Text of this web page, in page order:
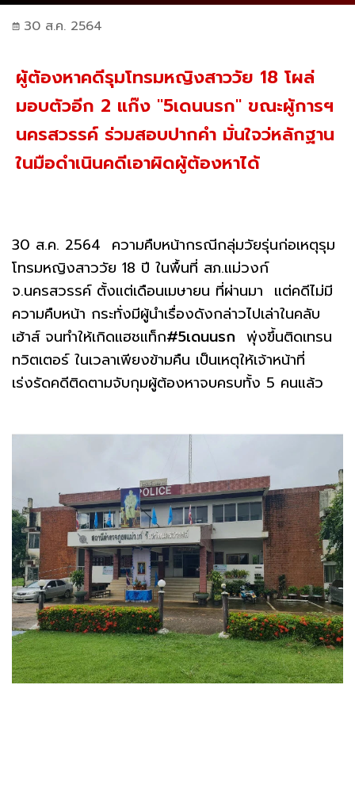
30 ส.ค. 2564
ผู้ต้องหาคดีรุมโทรมหญิงสาววัย 18 โผล่
มอบตัวอีก 2 แก๊ง "5เดนนรก" ขณะผู้การฯ
นครสวรรค์ ร่วมสอบปากคำ มั่นใจว่หลักฐาน
ในมือดำเนินคดีเอาผิดผู้ต้องหาได้
30 ส.ค. 2564 ความคืบหน้ากรณีกลุ่มวัยรุ่นก่อเหตุรุม
โทรมหญิงสาววัย 18 ปี ในพื้นที่ สภ.แม่วงก์
จ.นครสวรรค์ ตั้งแต่เดือนเมษายน ที่ผ่านมา แต่คดีไม่มี
ความคืบหน้า กระทั่งมีผู้นำเรื่องดังกล่าวไปเล่าในคลับ
เฮ้าส์ จนทำให้เกิดแฮชแท็ก#5เดนนรก พุ่งขึ้นติดเทรน
ทวิตเตอร์ ในเวลาเพียงข้ามคืน เป็นเหตุให้เจ้าหน้าที่
เร่งรัดคดีติดตามจับกุมผู้ต้องหาจบครบทั้ง 5 คนแล้ว